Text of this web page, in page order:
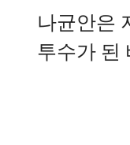
나균안은
투수가 된